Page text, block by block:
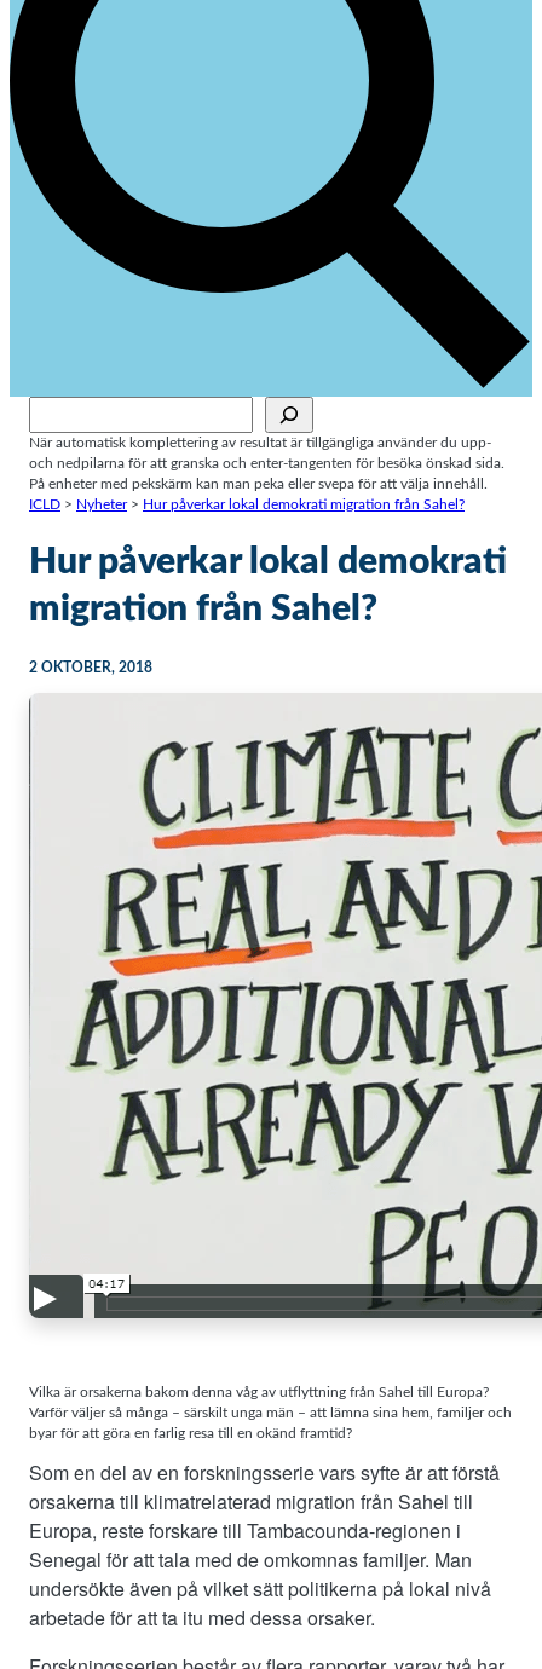
När automatisk komplettering av resultat är tillgängliga använder du upp-
och nedpilarna för att granska och enter-tangenten för besöka önskad sida.
På enheter med pekskärm kan man peka eller svepa för att välja innehåll.
ICLD > Nyheter> Hur påverkar lokal demokrati migration från Sahel?
Hur påverkar lokal demokrati
migration från Sahel?
2 OKTOBER, 2018
Vilka är orsakerna bakom denna våg av utflyttning från Sahel till Europa?
Varför väljer så många – särskilt unga män – att lämna sina hem, familjer och
byar för att göra en farlig resa till en okänd framtid?
Som en del av en forskningsserie vars syfte är att förstå
orsakerna till klimatrelaterad migration från Sahel till
Europa, reste forskare till Tambacounda-regionen i
Senegal för att tala med de omkomnas familjer. Man
undersökte även på vilket sätt politikerna på lokal nivå
arbetade för att ta itu med dessa orsaker.